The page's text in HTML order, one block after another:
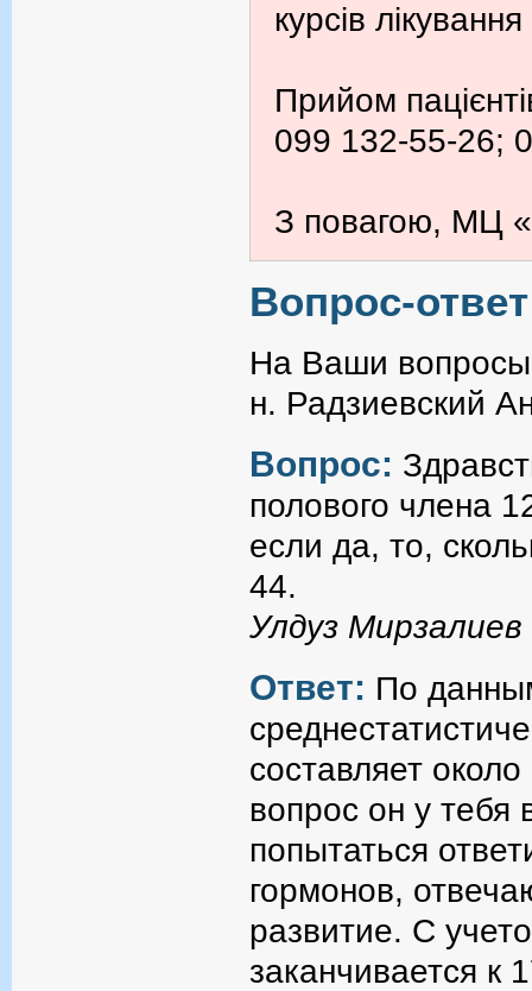
курсів лікування
Прийом
099 132-55-26;
З повагою, МЦ
Вопрос-
На Ваши вопросы
н. Радзиевский
Вопрос:
полового члена
если да, то,
44.
Улдуз Мирзалиев
Ответ: По
составляет
вопрос он у тебя
попытаться
гормонов,
развитие. С
заканчивается к